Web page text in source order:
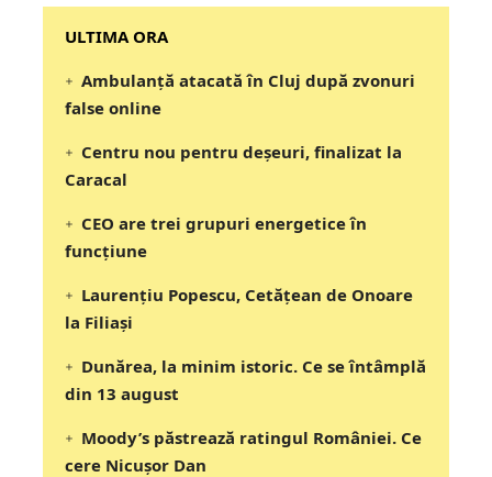
‎‎‎‎‎‎‎ULTIMA ORA
Ambulanță atacată în Cluj după zvonuri
false online
Centru nou pentru deșeuri, finalizat la
Caracal
CEO are trei grupuri energetice în
funcțiune
Laurențiu Popescu, Cetățean de Onoare
la Filiași
Dunărea, la minim istoric. Ce se întâmplă
din 13 august
Moody’s păstrează ratingul României. Ce
cere Nicușor Dan